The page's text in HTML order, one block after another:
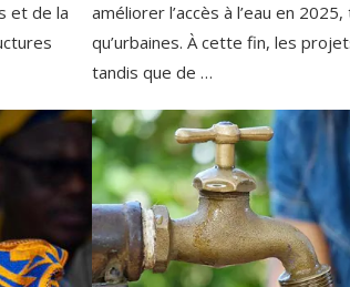
et de la
améliorer l’accès à l’eau en
qu’urbaines. À cette fin, les
tandis que de …